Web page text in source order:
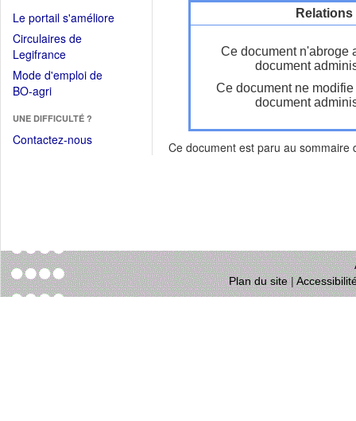
Le portail s'améliore(Fichier
Circulaires de
Legifrance(Ouvrir
dans
une
fenêtre)
Mode d'emploi de
BO-agri(Ouvrir
une
nouvelle
UNE DIFFICULTÉ ?
Contactez-nous
Ce document n'abroge
document
Ce document ne
document
Ce document est paru au sommaire
Plan du site|